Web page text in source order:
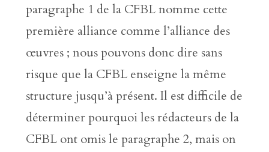
paragraphe 1 de la CFBL nomme cette
première alliance comme l’alliance des
œuvres ; nous pouvons donc dire sans
risque que la CFBL enseigne la même
structure jusqu’à présent. Il est difficile de
déterminer pourquoi les rédacteurs de la
CFBL ont omis le paragraphe 2, mais on